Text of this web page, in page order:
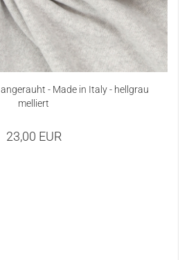
- Made in Italy - hellgrau
melliert
23,00 EUR